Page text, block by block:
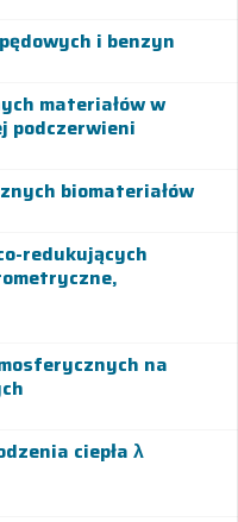
i benzyn
materiałów w
podczerwieni
biomateriałów
redukujących
na
ciepła λ